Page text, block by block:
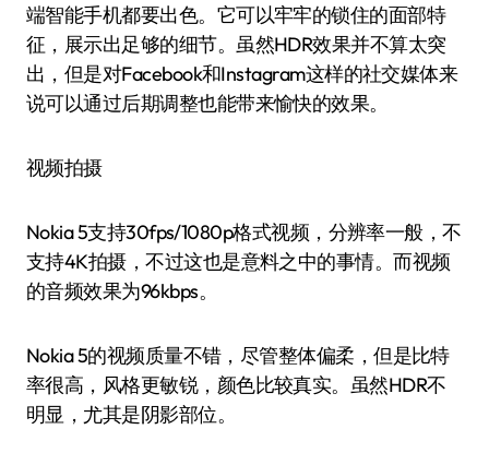
端智能手机都要出色。它可以牢牢的锁住的面部特
征，展示出足够的细节。虽然HDR效果并不算太突
出，但是对Facebook和Instagram这样的社交媒体来
说可以通过后期调整也能带来愉快的效果。
视频拍摄
Nokia 5支持30fps/1080p格式视频，分辨率一般，不
支持4K拍摄，不过这也是意料之中的事情。而视频
的音频效果为96kbps。
Nokia 5的视频质量不错，尽管整体偏柔，但是比特
率很高，风格更敏锐，颜色比较真实。虽然HDR不
明显，尤其是阴影部位。